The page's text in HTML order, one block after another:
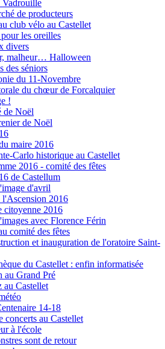
Vadrouille
de producteurs
club vélo au Castellet
les oreilles
divers
malheur… Halloween
des séniors
du 11-Novembre
du chœur de Forcalquier
!
de Noël
de Noël
maire 2016
Carlo historique au Castellet
2016 - comité des fêtes
de Castellum
d'avril
l'Ascension 2016
citoyenne 2016
avec Florence Férin
comité des fêtes
et inauguration de l'oratoire Saint-
du Castellet : enfin informatisée
au Grand Pré
au Castellet
14-18
concerts au Castellet
à l'école
sont de retour